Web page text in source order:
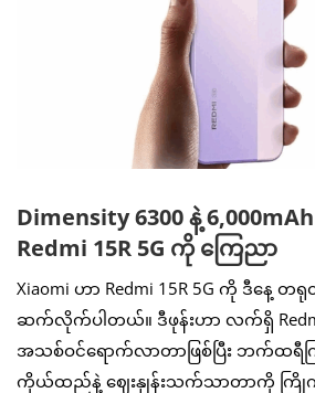
Dimensity 6300 နဲ့
Redmi 15R 5G ကို ကြေညာ
Xiaomi ဟာ Redmi 15R 5G ကို ဒီနေ့
ဆက်လိုက်ပါတယ်။ ဒီဖုန်းဟာ လက်ရှိ
အသစ်ဝင်ရောက်လာတာဖြစ်ပြီး ဘက်ထရီကြီ
ကိုယ်ထည်နဲ့ ဈေးနှုန်းသက်သာတာကို